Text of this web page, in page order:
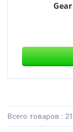
Всего товаров : 21